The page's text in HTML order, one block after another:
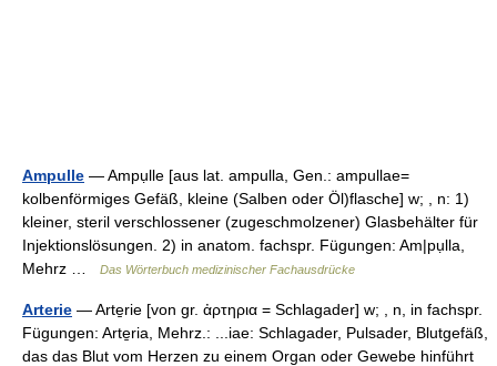
Ampulle — Ampụlle [aus lat. ampulla, Gen.: ampullae=
kolbenförmiges Gefäß, kleine (Salben oder Öl)flasche] w; , n: 1)
kleiner, steril verschlossener (zugeschmolzener) Glasbehälter für
Injektionslösungen. 2) in anatom. fachspr. Fügungen: Am|pụlla,
Mehrz …
Das Wörterbuch medizinischer Fachausdrücke
Arterie — Arte̱rie [von gr. ἀρτηρια = Schlagader] w; , n, in fachspr.
Fügungen: Arte̱ria, Mehrz.: ...iae: Schlagader, Pulsader, Blutgefäß,
das das Blut vom Herzen zu einem Organ oder Gewebe hinführt